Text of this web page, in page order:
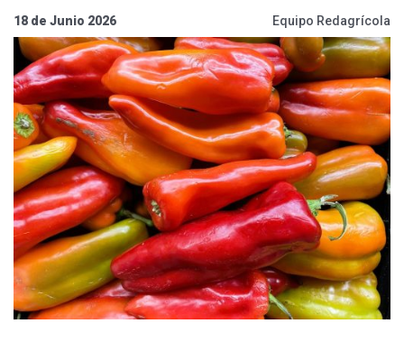
18 de Junio 2026 Equipo Redagrícola